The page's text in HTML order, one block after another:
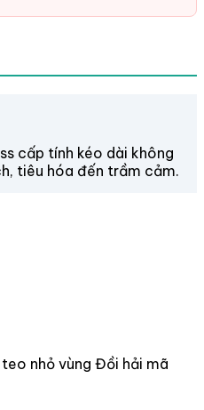
cấp tính kéo dài không
tiêu hóa đến trầm cảm.
nhỏ vùng Đồi hải mã